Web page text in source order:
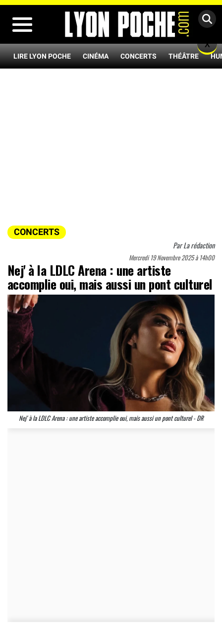
LIRE LYON POCHE CINÉMA CONCERTS THÉÂTRE
CONCERTS
ParLa rédaction
Mercredi 19 Novembre 2025 à 14h00
Nej' à la LDLC Arena : une artiste
accomplie oui, mais aussi un pont culturel
Nej' à la LDLC Arena : une artiste accomplie oui, mais aussi un pont culturel - DR
X